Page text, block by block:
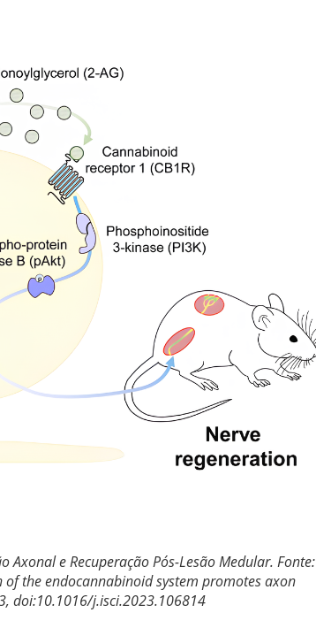
Axonal e Recuperação Pós-Lesão Medular. Fonte:
the endocannabinoid system promotes axon
doi:10.1016/j.isci.2023.106814